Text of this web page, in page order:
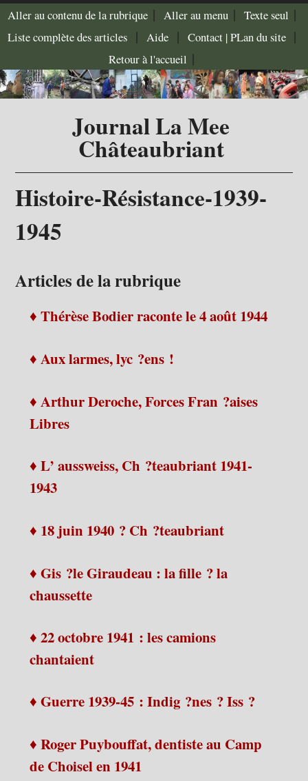
Aller au contenu de la rubrique| Aller au menu| Texte seul |
Liste complète des articles| Aide| Contact |PLan du site |
Retour à l'accueil |
Journal La Mee
Châteaubriant
Histoire-Résistance-1939-
1945
Articles de la rubrique
♦ Thérèse Bodier raconte le 4 août 1944
♦ Aux larmes, lyc ?ens !
♦ Arthur Deroche, Forces Fran ?aises
Libres
♦ L’ aussweiss, Ch ?teaubriant 1941-
1943
♦ 18 juin 1940 ? Ch ?teaubriant
♦ Gis ?le Giraudeau : la fille ? la
chaussette
♦ 22 octobre 1941 : les camions
chantaient
♦ Guerre 1939-45 : Indig ?nes ? Iss ?
♦ Roger Puybouffat, dentiste au Camp
de Choisel en 1941